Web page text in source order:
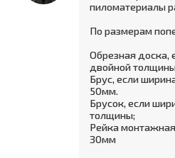
пиломатериалы
По размерам
Обрезная доска,
двойной
Брус, если
50мм.
Брусок, если
толщины;
Рейка
30мм